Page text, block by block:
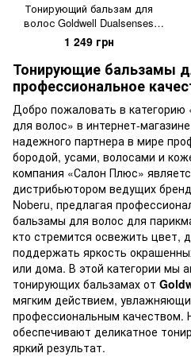
Тонирующий бальзам для
волос Goldwell Dualsenses
Light Cool Blonde Холодный
светлый блонд200 мл
1 249 грн
Тонирующие бальзамы
профессиональное
Добро пожаловать в
для волос» в интернет-
надежного партнера в мире
бородой, усами, волосами и
компания «Салон Плюс»
дистрибьютором ведущих
Noberu, предлагая
бальзамы для волос для
кто стремится освежить цвет,
поддержать яркость
или дома. В этой категории мы
тонирующих бальзамах от
мягким действием,
профессиональным качеством.
обеспечивают деликатное
яркий результат.